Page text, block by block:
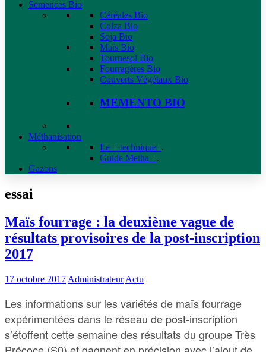
Semences Bio
Céréales Bio
Colza Bio
Soja Bio
Maïs Bio
Tournesol Bio
Fourragères Bio
Couverts Végétaux Bio
MEMENTO BIO
Méthanisation
Le + technique+.
Guide Metha +.
Gazons
essai
Maïs fourrage : la deuxième vague de
résultats provisoires de la post-inscription
2017
17 octobre 2017 Administrateur Actu
Les informations sur les variétés de maïs fourrage
expérimentées dans le réseau de post-inscription
s’étoffent cette semaine des résultats du groupe Très